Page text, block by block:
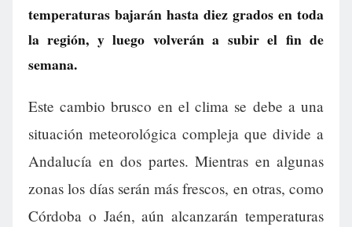
temperaturas bajarán hasta diez grados en toda
la región, y luego volverán a subir el fin de
semana.
Este cambio brusco en el clima se debe a una
situación meteorológica compleja que divide a
Andalucía en dos partes. Mientras en algunas
zonas los días serán más frescos, en otras, como
Córdoba o Jaén, aún alcanzarán temperaturas